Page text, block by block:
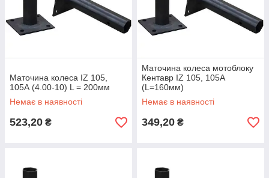
Маточина колеса IZ 105,
105А (4.00-10) L = 200мм
Немає в наявності
523,20 ₴
Маточина колеса мотоблоку
Кентавр IZ 105, 105А
(L=160мм)
Немає в наявності
349,20 ₴